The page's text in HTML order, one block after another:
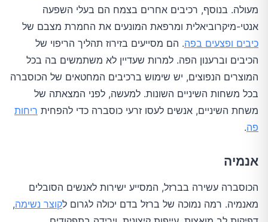
מעולה. בנוסף, רכיבים אחרים בצמח הם בעלי השפעה
אנטי-מיקרוביאלית ומרפאת המונעים את החמרת מצבם של
כיבים ופצעים בפה. הם מסייעים בזירוז תהליך הריפוי של
הכיבים וברענון הפה. למרות שעדיין לא משתמשים בה בכל
המוצרים הנפוצים, יש שימוש ברכיבים המחטאים של הכוסברה
בכל משחות השיניים השונות. למעשה, לפני המצאתה של
משחת השיניים, אנשים לעסו זרעי כוסברה כדי להפחית ריחות
פה.
אנמיה
הכוסברה עשירה בברזל, המסייע ישירות לאנשים הסובלים
מאנמיה. רמה נמוכה של ברזל בדם יכולה לגרום לקוצר נשימה,